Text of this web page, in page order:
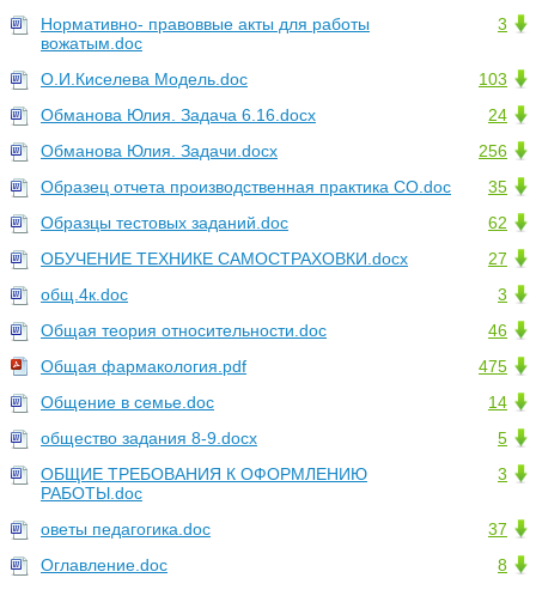
3
Нормативно- правоввые акты для работы
вожатым.doc
103
О.И.Киселева Модель.doc
24
Обманова Юлия. Задача 6.16.docx
256
Обманова Юлия. Задачи.docx
35
Образец отчета производственная практика СО.doc
62
Образцы тестовых заданий.doc
27
ОБУЧЕНИЕ ТЕХНИКЕ САМОСТРАХОВКИ.docx
3
общ.4к.doc
46
Общая теория относительности.doc
475
Общая фармакология.pdf
14
Общение в семье.doc
5
общество задания 8-9.docx
3
ОБЩИЕ ТРЕБОВАНИЯ К ОФОРМЛЕНИЮ
РАБОТЫ.doc
37
оветы педагогика.doc
8
Оглавление.doc